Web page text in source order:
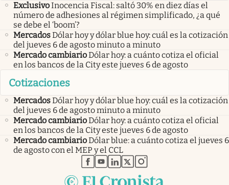
ExclusivoInocencia Fiscal: saltó 30% en diez días el
número de adhesiones al régimen simplificado, ¿a qué
se debe el ‘boom’?
MercadosDólar hoy y dólar blue hoy: cuál es la cotización
del jueves 6 de agosto minuto a minuto
Mercado cambiarioDólar hoy: a cuánto cotiza el oficial
en los bancos de la City este jueves 6 de agosto
Cotizaciones
MercadosDólar hoy y dólar blue hoy: cuál es la cotización
del jueves 6 de agosto minuto a minuto
Mercado cambiarioDólar hoy: a cuánto cotiza el oficial
en los bancos de la City este jueves 6 de agosto
Mercado cambiarioDólar blue: a cuánto cotiza el jueves 6
de agosto con el MEP y el CCL
abre en nueva pestaña
abre en nueva pestaña
abre en nueva pestaña
abre en nueva pestaña
abre en nueva pestaña